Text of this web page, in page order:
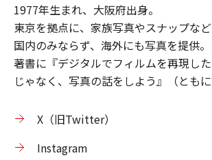
1977年生まれ、大阪府出身。
東京を拠点に、家族写真やスナップなど
国内のみならず、海外にも写真を提供。
著書に『デジタルでフィルムを再現し
じゃなく、写真の話をしよう』（ともに
X（旧Twitter）
Instagram